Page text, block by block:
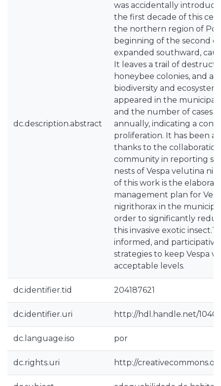
dc.description.abstract
was accidentally
the first decade of this
the northern region of
beginning of the second
expanded southward,
It leaves a trail of
honeybee colonies, and
biodiversity and ecosystem
appeared in the
and the number of cases
annually, indicating a
proliferation. It has been
thanks to the
community in reporting
nests of Vespa velutina
of this work is the
management plan for
nigrithorax in the
order to significantly
this invasive exotic
informed, and
strategies to keep Vespa
acceptable levels.
dc.identifier.tid 204187621
dc.identifier.uri http://hdl.handle.net/
dc.language.iso por
dc.rights.uri http://